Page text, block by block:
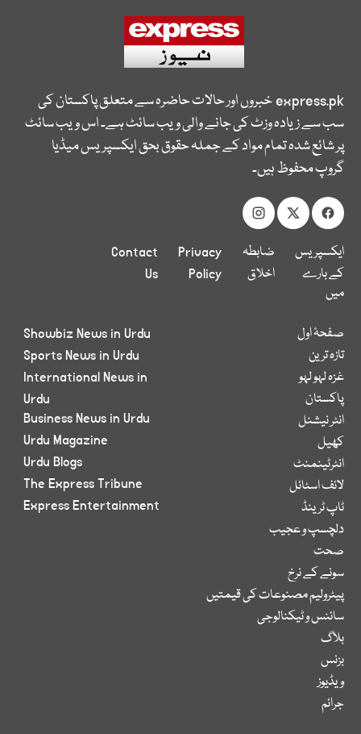
express.pkخبروں اور حالات حاضرہ سے متعلق پاکستان کی
سب سے زیادہ وزٹ کی جانے والی ویب سائٹ ہے۔ اس ویب سائٹ
پر شائع شدہ تمام مواد کے جملہ حقوق بحق ایکسپریس میڈیا
گروپ محفوظ ہیں۔
ایکسپریس
کے بارے
میں
ضابطہ
اخلاق
Privacy
Policy
Contact
Us
صفحۂ اول
تازہ ترین
غزہ لہو لہو
پاکستان
انٹر نیشنل
کھیل
انٹرٹینمنٹ
لائف اسٹائل
ٹاپ ٹرینڈ
دلچسپ و عجیب
صحت
سونے کے نرخ
پیٹرولیم مصنوعات کی قیمتیں
سائنس و ٹیکنالوجی
بلاگ
بزنس
ویڈیوز
جرائم
Showbiz News in Urdu
Sports News in Urdu
International News in
Urdu
Business News in Urdu
Urdu Magazine
Urdu Blogs
The Express Tribune
Express Entertainment